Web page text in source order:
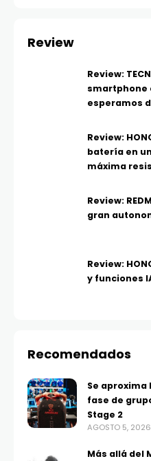
Review
Review:
smartphone
esperamos
Review:
batería en
máxima
Review:
gran
Review:
y funciones
Recomendados
Se
fase de
Stage 2
AGOSTO 5, 2026
Más allá del